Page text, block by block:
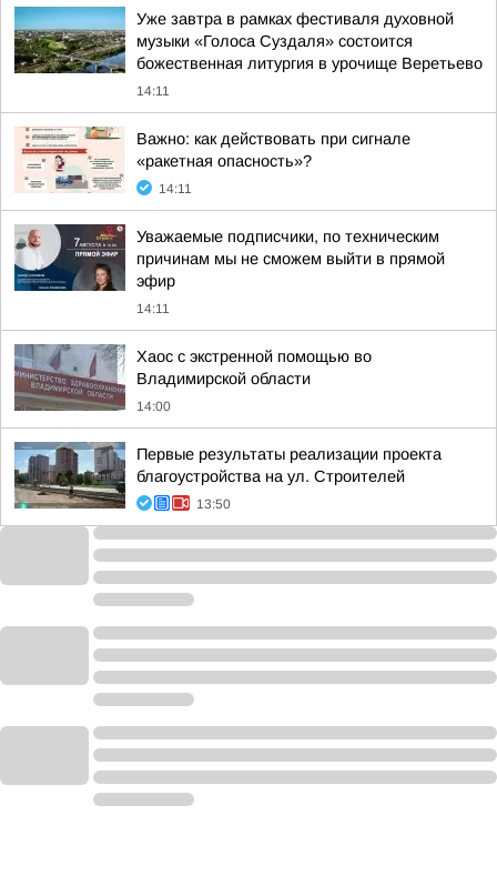
Уже завтра в рамках фестиваля духовной
музыки «Голоса Суздаля» состоится
божественная литургия в урочище Веретьево
14:11
Важно: как действовать при сигнале
«ракетная опасность»?
14:11
Уважаемые подписчики, по техническим
причинам мы не сможем выйти в прямой
эфир
14:11
Хаос с экстренной помощью во
Владимирской области
14:00
Первые результаты реализации проекта
благоустройства на ул. Строителей
13:50